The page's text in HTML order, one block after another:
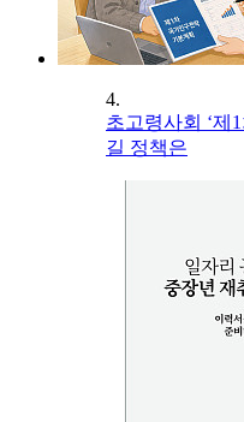
4.
초고령사회 ‘제
길 정책은